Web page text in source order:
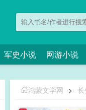
军史小说 网游小说
鸿蒙文学网 >